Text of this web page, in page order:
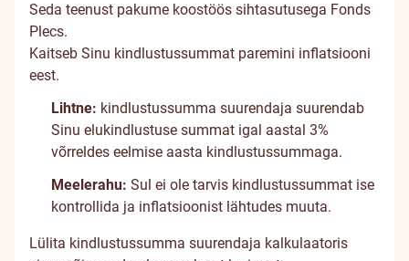
Seda teenust pakume koostöös sihtasutusega Fonds
Plecs.
Kaitseb Sinu kindlustussummat paremini inflatsiooni
eest.
Lihtne: kindlustussumma suurendaja suurendab
Sinu elukindlustuse summat igal aastal 3%
võrreldes eelmise aasta kindlustussummaga.
Meelerahu: Sul ei ole tarvis kindlustussummat ise
kontrollida ja inflatsioonist lähtudes muuta.
Lülita kindlustussumma suurendaja kalkulaatoris